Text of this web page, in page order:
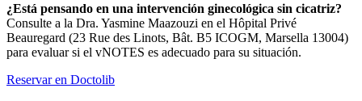
¿Está pensando en una intervención ginecológica sin cicatriz?
Consulte a la Dra. Yasmine Maazouzi en el Hôpital Privé
Beauregard (23 Rue des Linots, Bât. B5 ICOGM, Marsella 13004)
para evaluar si el vNOTES es adecuado para su situación.
Reservar en Doctolib